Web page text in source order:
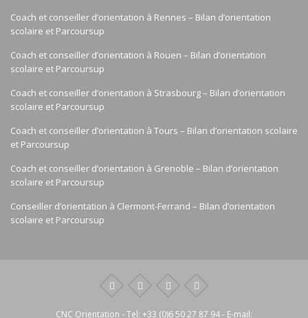
Coach et conseiller d’orientation à Rennes – Bilan d’orientation
scolaire et Parcoursup
Coach et conseiller d’orientation à Rouen – Bilan d’orientation
scolaire et Parcoursup
Coach et conseiller d’orientation à Strasbourg – Bilan d’orientation
scolaire et Parcoursup
Coach et conseiller d’orientation à Tours – Bilan d’orientation scolaire
et Parcoursup
Coach et conseiller d’orientation à Grenoble – Bilan d’orientation
scolaire et Parcoursup
Conseiller d’orientation à Clermont-Ferrand – Bilan d’orientation
scolaire et Parcoursup
CNC Orientation - Tel: +33 (0)6 50 27 87 94- E-mail: